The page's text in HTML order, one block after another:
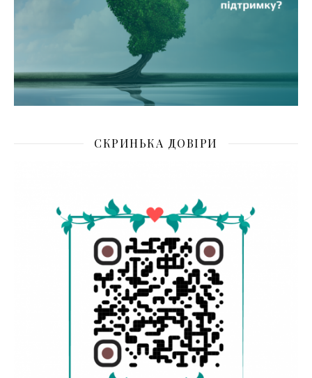
СКРИНЬКА ДОВІРИ